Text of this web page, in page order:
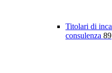
Titolari di
consulenza 89